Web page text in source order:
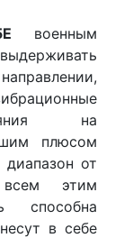
военным
на
плюсом
от
этим
способна
в себе